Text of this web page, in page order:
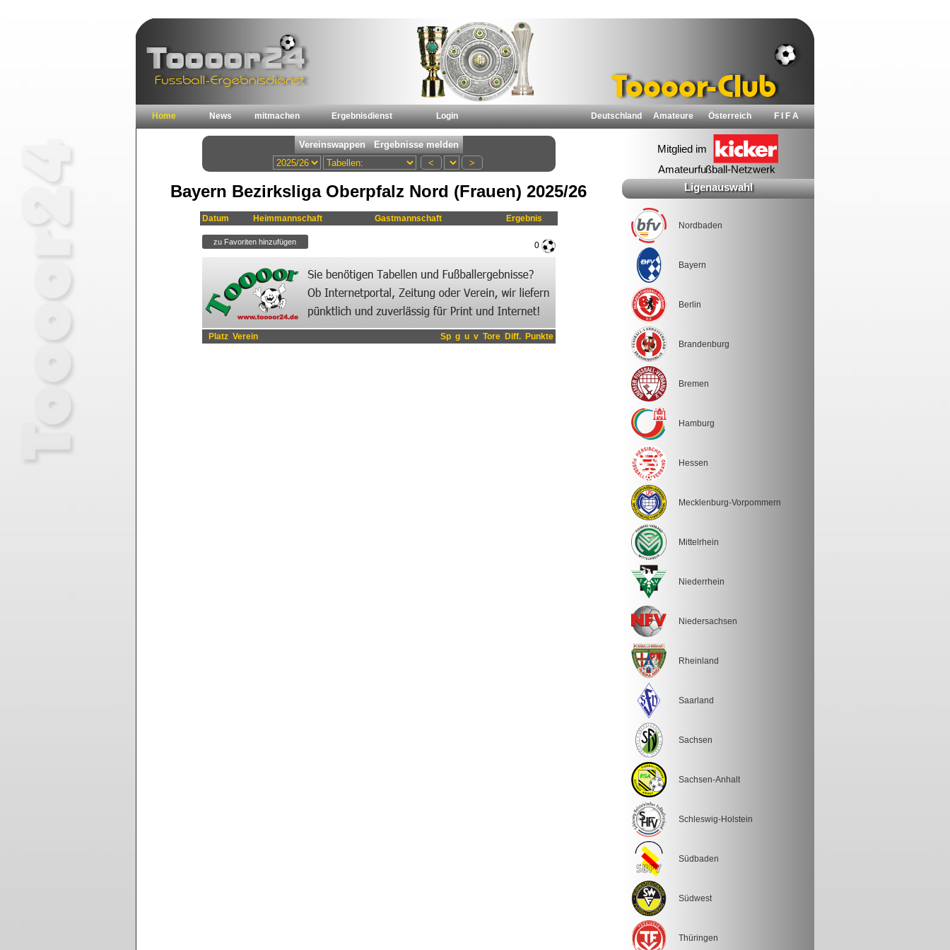
Home News mitmachen Ergebnisdienst Login Deutschland Amateure Österreich F I F A
Bayern Bezirksliga Oberpfalz Nord (Frauen) 2025/26
Datum Heimmannschaft Gastmannschaft Ergebnis
0
Platz Verein Sp g u v Tore Diff. Punkte
Ligenauswahl
Nordbaden
Bayern
Berlin
Brandenburg
Bremen
Hamburg
Hessen
Mecklenburg-Vorpommern
Mittelrhein
Niederrhein
Niedersachsen
Rheinland
Saarland
Sachsen
Sachsen-Anhalt
Schleswig-Holstein
Südbaden
Südwest
Thüringen